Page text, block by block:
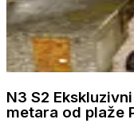
N3 S2
metara od plaže